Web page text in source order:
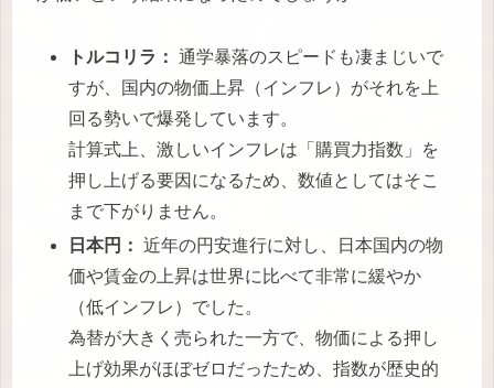
トルコリラ： 通学暴落のスピードも凄まじいで
すが、国内の物価上昇（インフレ）がそれを上
回る勢いで爆発しています。
計算式上、激しいインフレは「購買力指数」を
押し上げる要因になるため、数値としてはそこ
まで下がりません。
日本円： 近年の円安進行に対し、日本国内の物
価や賃金の上昇は世界に比べて非常に緩やか
（低インフレ）でした。
為替が大きく売られた一方で、物価による押し
上げ効果がほぼゼロだったため、指数が歴史的